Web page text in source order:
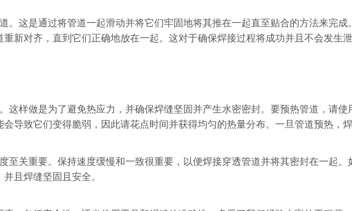
。这是通过将管道一起滑动并将它们牢固地将其推在一起直至贴合的方法来完
新对齐，直到它们正确地放在一起。这对于确保焊接过程将成功并且不会发生
这样做是为了避免热应力，并确保焊缝坚固并产生水密密封。要预热管道，请
导致它们变得脆弱，因此请花点时间并获得均匀的热量分布。一旦管道预热，焊
至关重要。保持速度缓慢和一致很重要，以便焊接穿透管道并将其密封在一起
且焊缝坚固且安全。